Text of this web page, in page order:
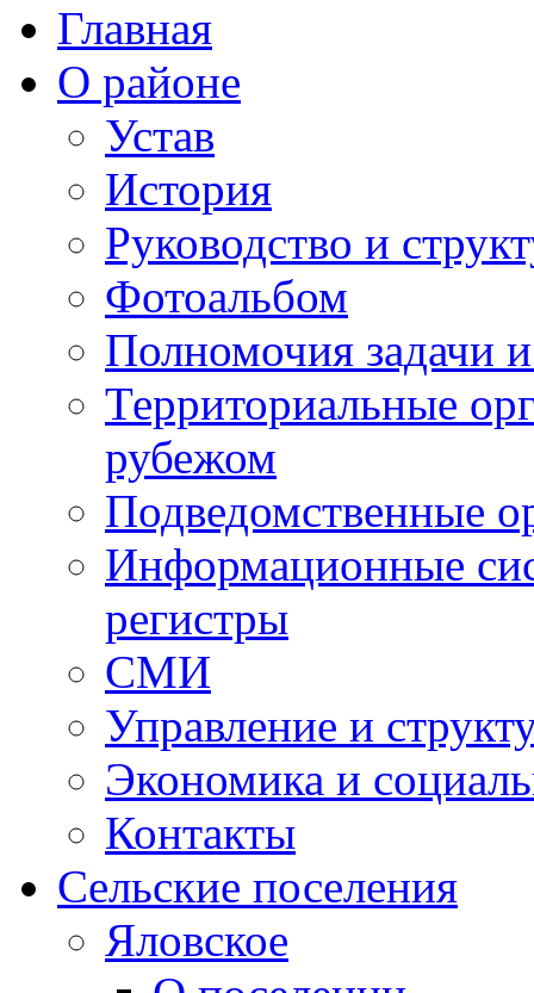
Главная
О районе
Устав
История
Руководство и
Фотоальбом
Полномочия задачи
Территориальные
рубежом
Подведомственные
Информационные
регистры
СМИ
Управление и
Экономика и
Контакты
Сельские поселения
Яловское